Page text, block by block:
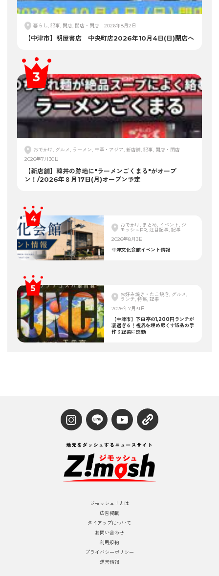
暮らし, 記事, 閉店, 開店・閉店 2026年8月2日
【中津市】明屋書店 中央町店2026年10月4日(日)閉店へ
おでかけ, グルメ, ラーメン, 中華・アジア, 新店舗, 記事, 開店・閉店
2026年7月30日
【新店舗】韓丼の跡地に"ラーメンごくまる"がオープ
ン！/2026年８月17日(月)オープン予定
おでかけ, まとめ, イベント, ジ
モッシュPR, 注目記事, 記事
2026年8月3日
中津文化会館イベント情報
お好み焼き・たこ焼き, グルメ,
ランチ, 特集, 記事
2026年7月31日
【中津市】下田亭の1,200円ランチが
凄過ぎる！視界を埋め尽くす15品の手
作り総菜に感動
ジモッシュ！とは
広告掲載
タイアップについて
お問い合わせ
利用規約
プライバシーポリシー
運営情報